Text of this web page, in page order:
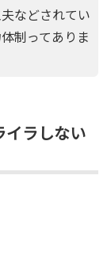
などされてい
制ってありま
イラしない